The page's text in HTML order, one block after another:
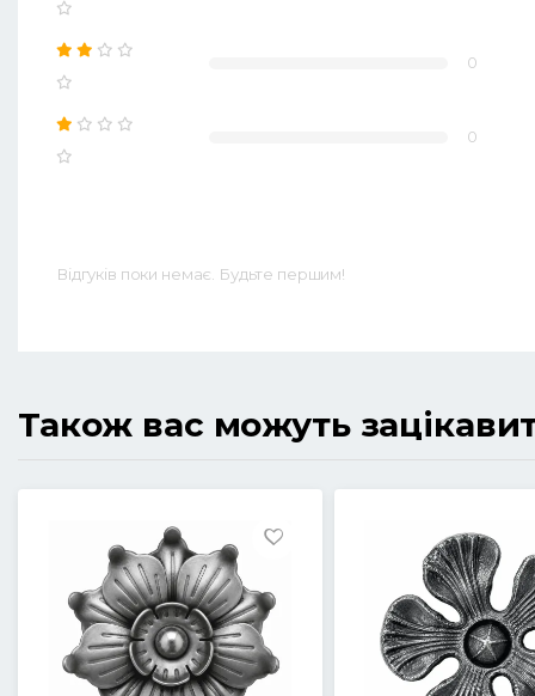
0
0
Відгуків поки немає. Будьте першим!
Також вас можуть